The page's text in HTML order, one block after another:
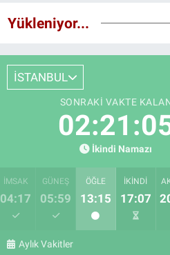
Yükleniyor...
İSTANBUL
SONRAKI VAKTE
İkindi Namazı
İMSAK
04:17
GÜNEŞ
05:59
ÖĞLE
13:15
İKINDI
17:07
Aylık Vakitler